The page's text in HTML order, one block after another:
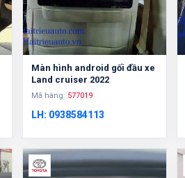
Màn hình android gối đầu xe
Land cruiser 2022
Mã hàng: 577019
LH: 0938584113